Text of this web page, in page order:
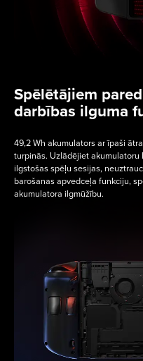
Spēlētājiem
darbības ilguma
49,2 Wh akumulators ar īpaši
turpinās. Uzlādējiet
ilgstošas spēļu sesijas,
barošanas apvedceļa funkciju,
akumulatora ilgmūžību.